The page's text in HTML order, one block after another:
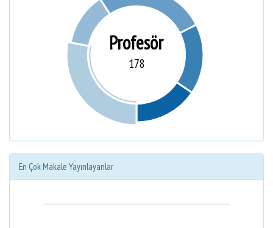
Profesör
178
En Çok Makale Yayınlayanlar